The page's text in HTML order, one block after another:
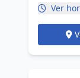
Ver